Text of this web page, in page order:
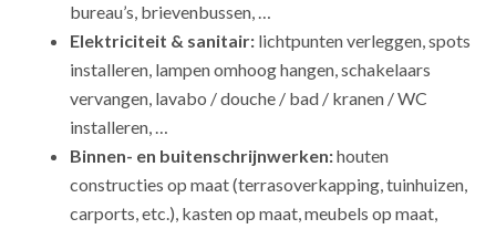
bureau’s, brievenbussen, …
Elektriciteit & sanitair: lichtpunten verleggen, spots
installeren, lampen omhoog hangen, schakelaars
vervangen, lavabo / douche / bad / kranen / WC
installeren, …
Binnen- en buitenschrijnwerken:houten
constructies op maat (terrasoverkapping, tuinhuizen,
carports, etc.), kasten op maat, meubels op maat,